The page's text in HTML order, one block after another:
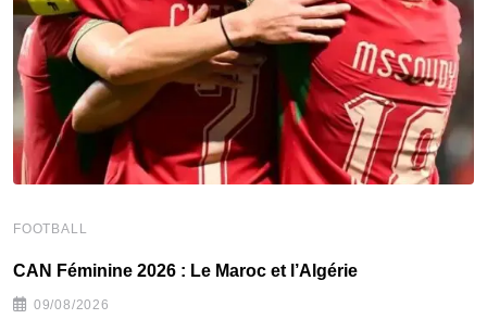
FOOTBALL
CAN Féminine 2026 : Le Maroc et l’Algérie
09/08/2026